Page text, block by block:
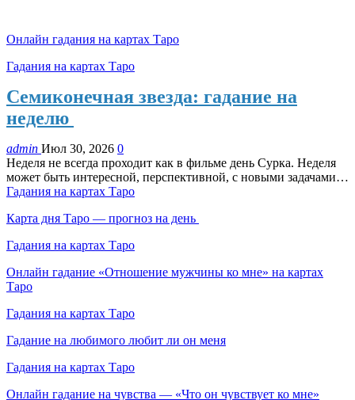
Онлайн гадания на картах Таро
Гадания на картах Таро
Семиконечная звезда: гадание на
неделю
admin Июл 30, 2026 0
Неделя не всегда проходит как в фильме день Сурка. Неделя
может быть интересной, перспективной, с новыми задачами…
Гадания на картах Таро
Карта дня Таро — прогноз на день
Гадания на картах Таро
Онлайн гадание «Отношение мужчины ко мне» на картах
Таро
Гадания на картах Таро
Гадание на любимого любит ли он меня
Гадания на картах Таро
Онлайн гадание на чувства — «Что он чувствует ко мне»